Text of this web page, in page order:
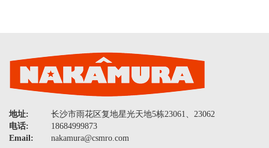
地址:
长沙市雨花区复地星光天地5栋23061、23062
电话:
18684999873
Email:
nakamura@csmro.com